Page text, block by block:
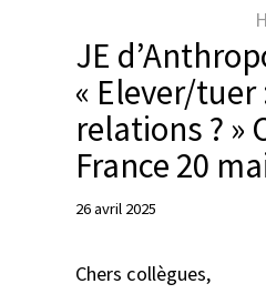
r
JE
« Elever/tuer
relations ? »
France 20
26 avril 2025
Chers collègues,